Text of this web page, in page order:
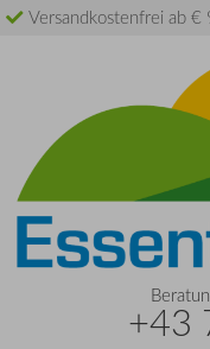
Versandkostenfrei ab €
+43